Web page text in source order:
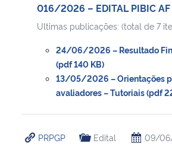
016/2026 – EDITAL PIBIC AF
Ultimas publicações: (total de 7
24/06/2026 – Resultado
(pdf 140 KB)
13/05/2026 – Orientações
avaliadores – Tutoriais (pdf
PRPGP Edital 09/